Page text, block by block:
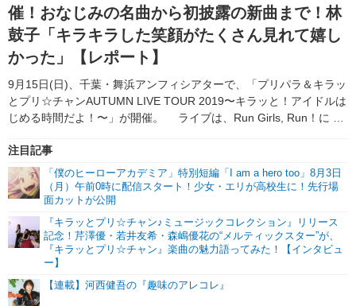
グッズ イベント
声優 コスプレ
ラキりす
番組・動画一覧 ラジオ
動画
連載・ブログ
連載・ブログ一覧 コラム
編集部ブログ・お知らせ
催！おなじみの名曲から初披露の新曲まで！林
鼓子「キラキラした笑顔がたくさん見れて嬉し
かった」【レポート】
9月15日(日)、千葉・舞浜アンフィシアターで、「プリパラ＆キラッ
とプリ☆チャンAUTUMN LIVE TOUR 2019〜キラッと！アイドルは
じめる時間だよ！〜」が開催。 ライブは、Run Girls, Run！に …
注目記事
「僕のヒーローアカデミア」特別短編「I am a hero too」8月3日
（月）午前0時に配信スタート！少女・エリが高校生に！先行場
面カットが公開
『キラッとプリ☆チャン♪ミュージックコレクション』リリース
記念！芹澤優・若井友希・森嶋優花の“メルティックスター”が、
『キラッとプリ☆チャン』楽曲の魅力語ってみた！【インタビュ
ー】
【連載】河西健吾の『趣味のアレコレ』